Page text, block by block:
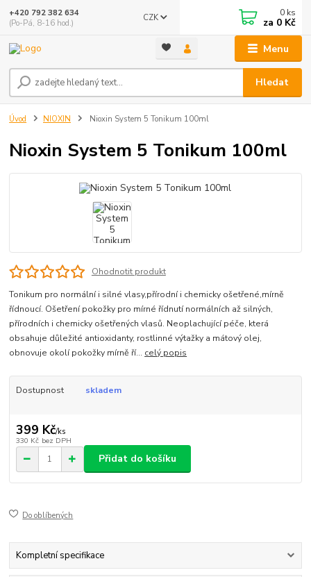
Menu
CZK
Hledat
+420 792 382 634
(Po-Pá, 8-16 hod.)
0 ks
za 0 Kč
Úvod NIOXIN Nioxin System 5 Tonikum 100ml
Nioxin System 5 Tonikum 100ml
Ohodnotit produkt
Tonikum pro normální i silné vlasy,přírodní i chemicky ošetřené,mírně
řídnoucí. Ošetření pokožky pro mírné řídnutí normálních až silných,
přírodních i chemicky ošetřených vlasů. Neoplachující péče, která
obsahuje důležité antioxidanty, rostlinné výtažky a mátový olej,
obnovuje okolí pokožky mírně ří... celý popis
Dostupnost skladem
399 Kč/ks
330 Kč bez DPH
Přidat do košíku
Do oblíbených
Kompletní specifikace